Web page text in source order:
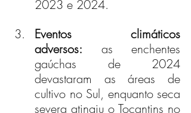
2023 e 2024.
Eventos climáticos
adversos: as enchentes
gaúchas de 2024
devastaram as áreas de
cultivo no Sul, enquanto seca
severa atingiu o Tocantins no